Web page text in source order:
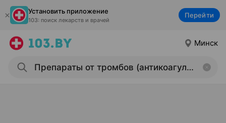
Установить приложение
103: поиск лекарств и врачей
Перейти
Минск